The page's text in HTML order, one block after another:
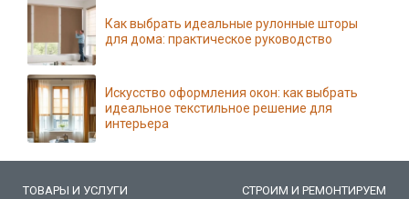
Как выбрать идеальные рулонные шторы
для дома: практическое руководство
Искусство оформления окон: как выбрать
идеальное текстильное решение для
интерьера
ТОВАРЫ И УСЛУГИ СТРОИМ И РЕМОНТИРУЕМ